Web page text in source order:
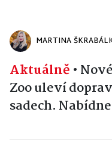
MARTINA
Aktuálně •
Zoo uleví
sadech.